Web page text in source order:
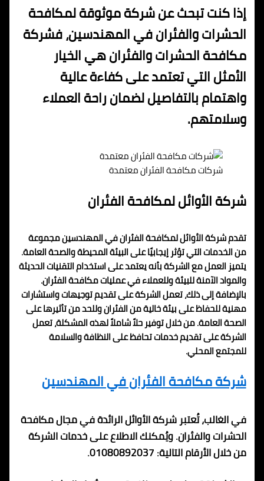
إذا كنت تبحث عن شركة موثوقة لمكافحة
الحشرات والفئران في المهندسين، فشركة
مكافحة الحشرات والفئران هي الخيار
الأمثل التي تعتمد على كفاءة عالية
واهتمام بالتفاصيل لضمان راحة العملاء
وسلامتهم.
شركات مكافحة الفئران معتمدة
شركة الأوائل لمكافحة الفئران
تقدم شركة الأوائل لمكافحة الفئران في المهندسين مجموعة
من الخدمات التي تؤثر إيجابيًا على البيئة المحيطة والصحة العامة.
يتميز العمل مع الشركة بأنه يعتمد على استخدام التقنيات الحديثة
والمواد الآمنة للبيئة وللعملاء في عمليات مكافحة الفئران.
بالإضافة إلى ذلك، تعمل الشركة على تقديم توجيهات واستشارات
مهنية للحفاظ على بيئة خالية من الفئران وللحد من تأثيرها على
الصحة العامة. من خلال توفير حلاً شاملاً لهذه المشكلة، تعمل
الشركة على تقديم خدمات تحافظ على النظافة والسلامة
للمجتمع المحلي.
شركة مكافحة الفئران في المهندسين
في الغالب، تُعتبر شركة الأوائل الرائدة في مجال مكافحة
الحشرات والفئران. ويُمكنك الاطلاع على خدمات الشركة
من خلال الأرقام التالية: 01080892037.